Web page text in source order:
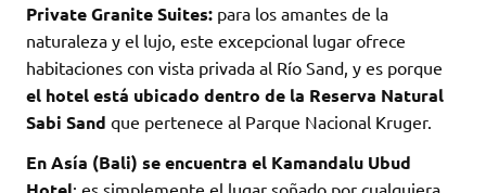
Private Granite Suites: para los amantes de la
naturaleza y el lujo, este excepcional lugar ofrece
habitaciones con vista privada al Río Sand, y es porque
el hotel está ubicado dentro de la Reserva Natural
Sabi Sand que pertenece al Parque Nacional Kruger.
En Asía (Bali) se encuentra el Kamandalu Ubud